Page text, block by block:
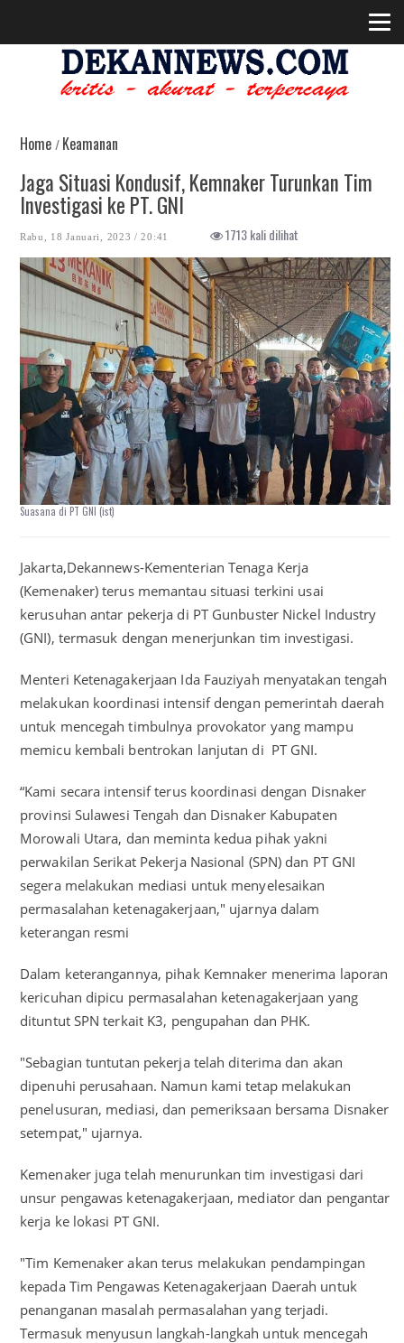
Home/Keamanan
Jaga Situasi Kondusif, Kemnaker Turunkan Tim
Investigasi ke PT. GNI
Rabu, 18 Januari, 2023 / 20:41 1713 kali dilihat
Suasana di PT GNI (ist)
Jakarta,Dekannews-Kementerian Tenaga Kerja
(Kemenaker) terus memantau situasi terkini usai
kerusuhan antar pekerja di PT Gunbuster Nickel Industry
(GNI), termasuk dengan menerjunkan tim investigasi.
Menteri Ketenagakerjaan Ida Fauziyah menyatakan tengah
melakukan koordinasi intensif dengan pemerintah daerah
untuk mencegah timbulnya provokator yang mampu
memicu kembali bentrokan lanjutan di PT GNI.
“Kami secara intensif terus koordinasi dengan Disnaker
provinsi Sulawesi Tengah dan Disnaker Kabupaten
Morowali Utara, dan meminta kedua pihak yakni
perwakilan Serikat Pekerja Nasional (SPN) dan PT GNI
segera melakukan mediasi untuk menyelesaikan
permasalahan ketenagakerjaan," ujarnya dalam
keterangan resmi
Dalam keterangannya, pihak Kemnaker menerima laporan
kericuhan dipicu permasalahan ketenagakerjaan yang
dituntut SPN terkait K3, pengupahan dan PHK.
"Sebagian tuntutan pekerja telah diterima dan akan
dipenuhi perusahaan. Namun kami tetap melakukan
penelusuran, mediasi, dan pemeriksaan bersama Disnaker
setempat," ujarnya.
Kemenaker juga telah menurunkan tim investigasi dari
unsur pengawas ketenagakerjaan, mediator dan pengantar
kerja ke lokasi PT GNI.
"Tim Kemenaker akan terus melakukan pendampingan
kepada Tim Pengawas Ketenagakerjaan Daerah untuk
penanganan masalah permasalahan yang terjadi.
Termasuk menyusun langkah-langkah untuk mencegah